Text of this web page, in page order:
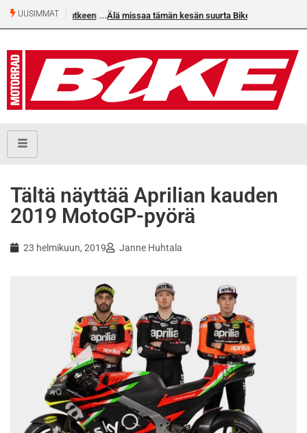
UUSIMMAT Älä missaa tämän kesän suurta Bike-numeroa!
Tältä näyttää Aprilian kauden
2019 MotoGP-pyörä
23 helmikuun, 2019 Janne Huhtala